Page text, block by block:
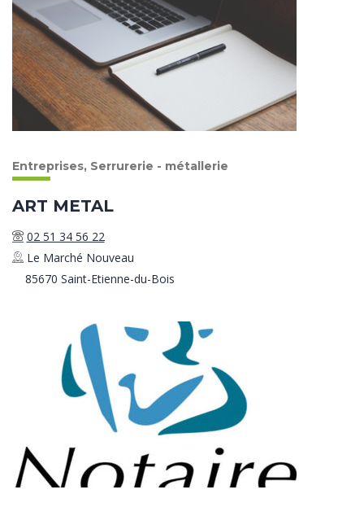
Entreprises, Serrurerie - métallerie
ART METAL
02 51 34 56 22
Le Marché Nouveau
85670 Saint-Etienne-du-Bois